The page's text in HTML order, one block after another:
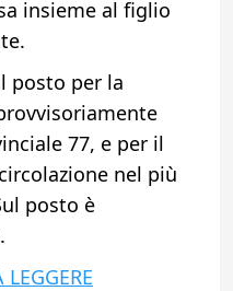
insieme al figlio
posto per la
77, e per il
nel più
posto è